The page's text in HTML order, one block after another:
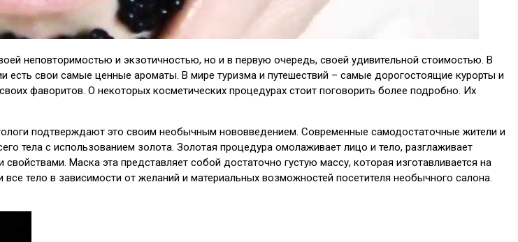
неповторимостью и экзотичностью, но и в первую очередь, своей удивительной стоимостью. В
свои самые ценные ароматы. В мире туризма и путешествий – самые дорогостоящие курорты и
фаворитов. О некоторых косметических процедурах стоит поговорить более подробно. Их
подтверждают это своим необычным нововведением. Современные самодостаточные жители и
тела с использованием золота. Золотая процедура омолаживает лицо и тело, разглаживает
Маска эта представляет собой достаточно густую массу, которая изготавливается на
тело в зависимости от желаний и материальных возможностей посетителя необычного салона.